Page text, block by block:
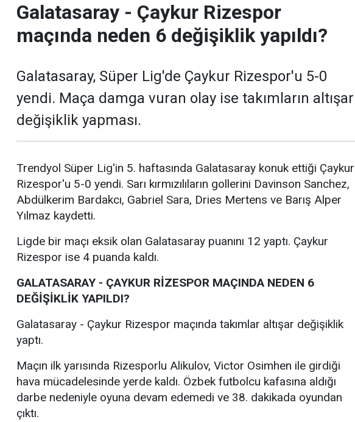
Galatasaray - Çaykur Rizespor
maçında neden 6 değişiklik yapıldı?
Galatasaray, Süper Lig'de Çaykur Rizespor'u 5-0
yendi. Maça damga vuran olay ise takımların altışar
değişiklik yapması.
Trendyol Süper Lig'in 5. haftasında Galatasaray konuk ettiği Çaykur
Rizespor'u 5-0 yendi. Sarı kırmızılıların gollerini Davinson Sanchez,
Abdülkerim Bardakcı, Gabriel Sara, Dries Mertens ve Barış Alper
Yılmaz kaydetti.
Ligde bir maçı eksik olan Galatasaray puanını 12 yaptı. Çaykur
Rizespor ise 4 puanda kaldı.
GALATASARAY - ÇAYKUR RİZESPOR MAÇINDA NEDEN 6
DEĞİŞİKLİK YAPILDI?
Galatasaray - Çaykur Rizespor maçında takımlar altışar değişiklik
yaptı.
Maçın ilk yarısında Rizesporlu Alikulov, Victor Osimhen ile girdiği
hava mücadelesinde yerde kaldı. Özbek futbolcu kafasına aldığı
darbe nedeniyle oyuna devam edemedi ve 38. dakikada oyundan
çıktı.